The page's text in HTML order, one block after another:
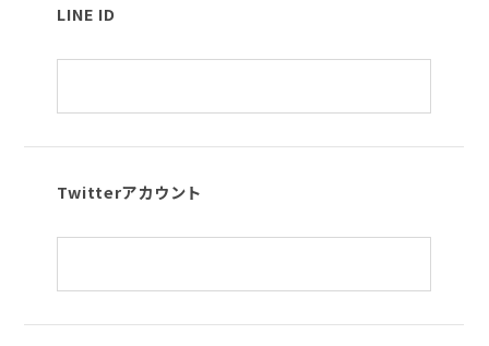
LINE ID
Twitterアカウント